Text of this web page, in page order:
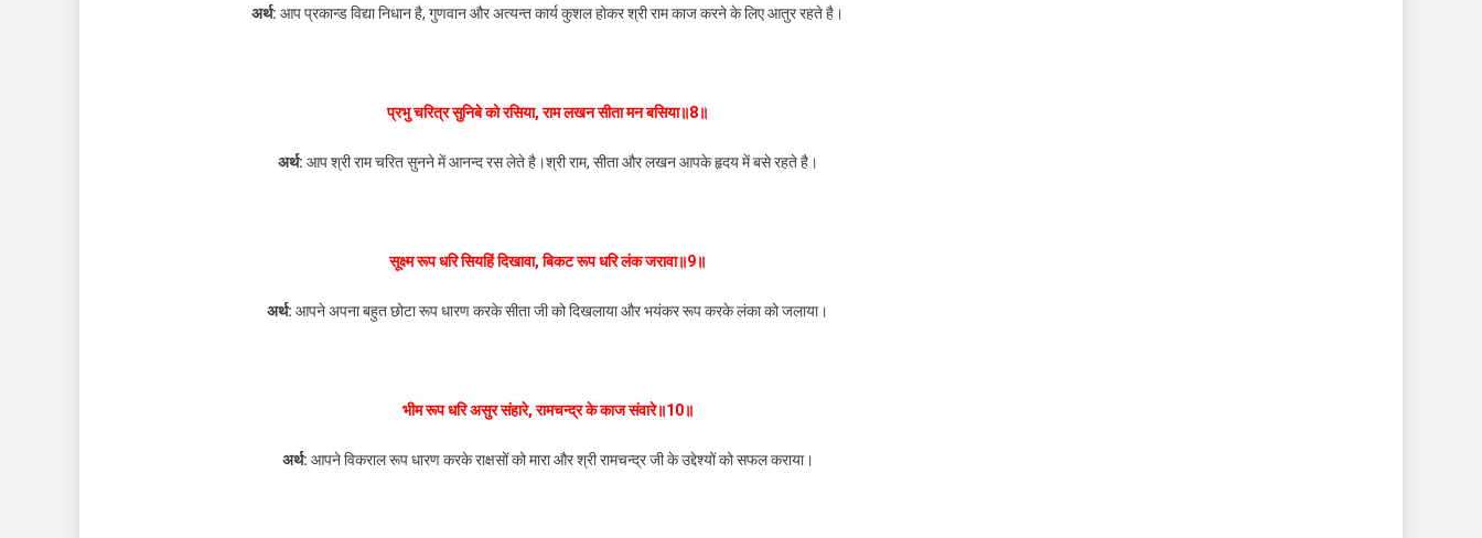
अर्थ: आप प्रकान्ड विद्या निधान है, गुणवान और अत्यन्त कार्य कुशल होकर श्री राम काज करने के लिए आतुर रहते है।
प्रभु चरित्र सुनिबे को रसिया, राम लखन सीता मन बसिया॥8॥
अर्थ: आप श्री राम चरित सुनने में आनन्द रस लेते है।श्री राम, सीता और लखन आपके हृदय में बसे रहते है।
सूक्ष्म रूप धरि सियहिं दिखावा, बिकट रूप धरि लंक जरावा॥9॥
अर्थ: आपने अपना बहुत छोटा रूप धारण करके सीता जी को दिखलाया और भयंकर रूप करके लंका को जलाया।
भीम रूप धरि असुर संहारे, रामचन्द्र के काज संवारे॥10॥
अर्थ: आपने विकराल रूप धारण करके राक्षसों को मारा और श्री रामचन्द्र जी के उद्देश्यों को सफल कराया।